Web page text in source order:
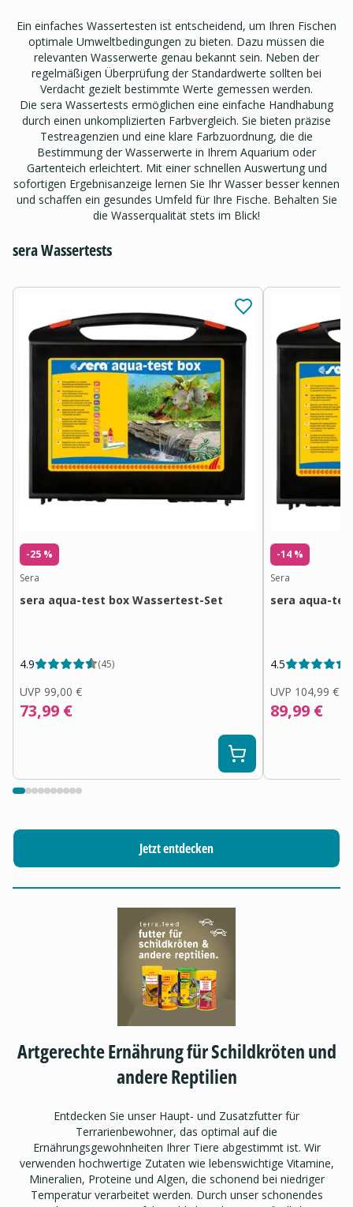
Ein einfaches Wassertesten ist entscheidend, um Ihren Fischen
optimale Umweltbedingungen zu bieten. Dazu müssen die
relevanten Wasserwerte genau bekannt sein. Neben der
regelmäßigen Überprüfung der Standardwerte sollten bei
Verdacht gezielt bestimmte Werte gemessen werden.
Die sera Wassertests ermöglichen eine einfache Handhabung
durch einen unkomplizierten Farbvergleich. Sie bieten präzise
Testreagenzien und eine klare Farbzuordnung, die die
Bestimmung der Wasserwerte in Ihrem Aquarium oder
Gartenteich erleichtert. Mit einer schnellen Auswertung und
sofortigen Ergebnisanzeige lernen Sie Ihr Wasser besser kennen
und schaffen ein gesundes Umfeld für Ihre Fische. Behalten Sie
die Wasserqualität stets im Blick!
sera Wassertests
-25 %
Sera
sera aqua-test box Wassertest-Set
4.9 (45)
UVP 99,00 €
73,99 €
-14 %
Sera
sera aqua-
4.5
UVP 104,99 €
89,99 €
Jetzt entdecken
Artgerechte Ernährung für Schildkröten und
andere Reptilien
Entdecken Sie unser Haupt- und Zusatzfutter für
Terrarienbewohner, das optimal auf die
Ernährungsgewohnheiten Ihrer Tiere abgestimmt ist. Wir
verwenden hochwertige Zutaten wie lebenswichtige Vitamine,
Mineralien, Proteine und Algen, die schonend bei niedriger
Temperatur verarbeitet werden. Durch unser schonendes